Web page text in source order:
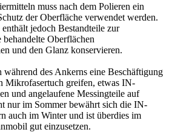
muss nach dem Polieren ein
der Oberfläche verwendet werden.
jedoch Bestandteile zur
Oberflächen
und den Glanz konservieren.
während des Ankerns eine Beschäftigung
Mikrofasertuch greifen, etwas IN-
und angelaufene Messingteile auf
nur im Sommer bewährt sich die IN-
auch im Winter und ist überdies im
gut einzusetzen.